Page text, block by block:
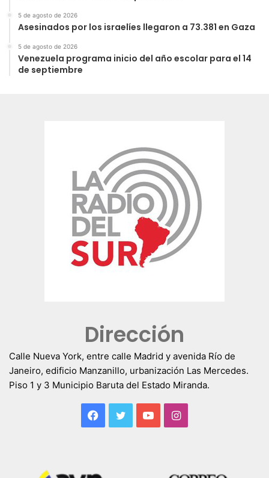
5 de agosto de 2026
Asesinados por los israelíes llegaron a 73.381 en Gaza
5 de agosto de 2026
Venezuela programa inicio del año escolar para el 14
de septiembre
Dirección
Calle Nueva York, entre calle Madrid y avenida Río de
Janeiro, edificio Manzanillo, urbanización Las Mercedes.
Piso 1 y 3 Municipio Baruta del Estado Miranda.
Facebook
TwitterYouTubeInstagram